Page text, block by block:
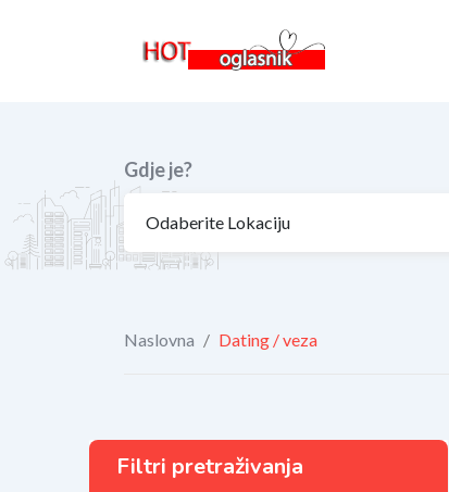
Gdje je?
Naslovna / Dating / veza
Filtri pretraživanja